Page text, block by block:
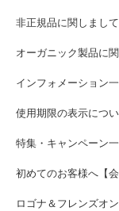
非正規品に関しまして
オーガニック製品に
インフォメーション
使用期限の表示につ
特集・キャンペーン
初めてのお客様へ【会
ロゴナ＆フレンズオ